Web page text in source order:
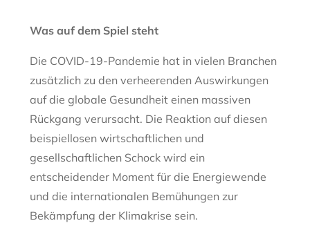
Was auf dem Spiel steht
Die COVID-19-Pandemie hat in vielen Branchen
zusätzlich zu den verheerenden Auswirkungen
auf die globale Gesundheit einen massiven
Rückgang verursacht. Die Reaktion auf diesen
beispiellosen wirtschaftlichen und
gesellschaftlichen Schock wird ein
entscheidender Moment für die Energiewende
und die internationalen Bemühungen zur
Bekämpfung der Klimakrise sein.